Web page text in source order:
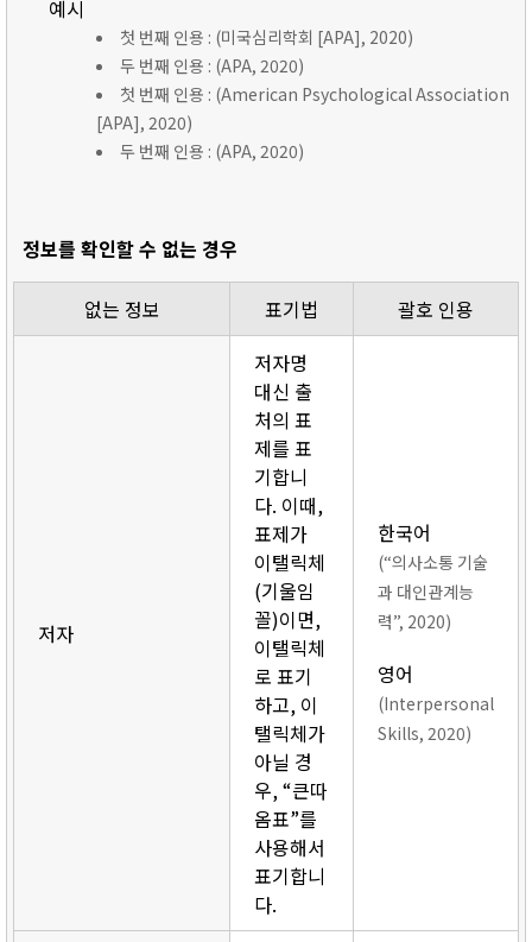
예시
첫 번째 인용 : (미국심리학회 [APA], 2020)
두 번째 인용 : (APA, 2020)
첫 번째 인용 : (American Psychological Association
[APA], 2020)
두 번째 인용 : (APA, 2020)
정보를 확인할 수 없는 경우
없는 정보 표기법 괄호 인용
저자
저자명
대신 출
처의 표
제를 표
기합니
다. 이때,
표제가
이탤릭체
(기울임
꼴)이면,
이탤릭체
로 표기
하고, 이
탤릭체가
아닐 경
우, “큰따
옴표”를
사용해서
표기합니
다.
한국어
(“의사소통 기술
과 대인관계능
력”, 2020)
영어
(Interpersonal
Skills, 2020)